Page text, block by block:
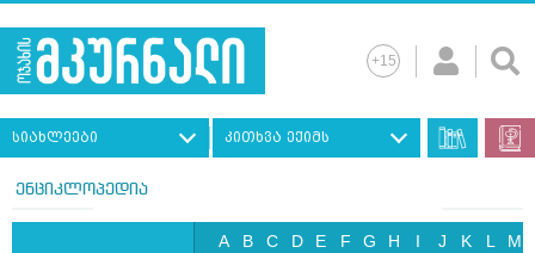
სიახლეები კითხვა ექიმს
ენციკლოპედია
A B C D E F G H I J K L M